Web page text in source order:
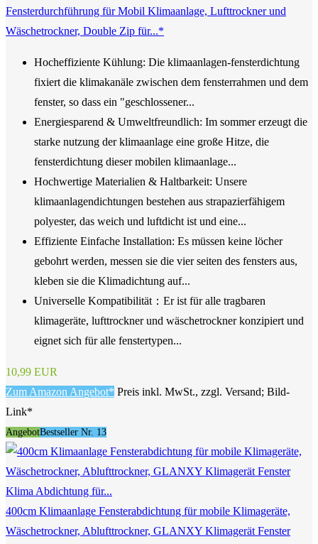
Fensterdurchführung für Mobil Klimaanlage, Lufttrockner und
Wäschetrockner, Double Zip für...*
Hocheffiziente Kühlung: Die klimaanlagen-fensterdichtung
fixiert die klimakanäle zwischen dem fensterrahmen und dem
fenster, so dass ein "geschlossener...
Energiesparend & Umweltfreundlich: Im sommer erzeugt die
starke nutzung der klimaanlage eine große Hitze, die
fensterdichtung dieser mobilen klimaanlage...
Hochwertige Materialien & Haltbarkeit: Unsere
klimaanlagendichtungen bestehen aus strapazierfähigem
polyester, das weich und luftdicht ist und eine...
Effiziente Einfache Installation: Es müssen keine löcher
gebohrt werden, messen sie die vier seiten des fensters aus,
kleben sie die Klimadichtung auf...
Universelle Kompatibilität：Er ist für alle tragbaren
klimageräte, lufttrockner und wäschetrockner konzipiert und
eignet sich für alle fenstertypen...
10,99 EUR
Zum Amazon Angebot* Preis inkl. MwSt., zzgl. Versand; Bild-
Link*
AngebotBestseller Nr. 13
400cm Klimaanlage Fensterabdichtung für mobile Klimageräte,
Wäschetrockner, Ablufttrockner, GLANXY Klimagerät Fenster